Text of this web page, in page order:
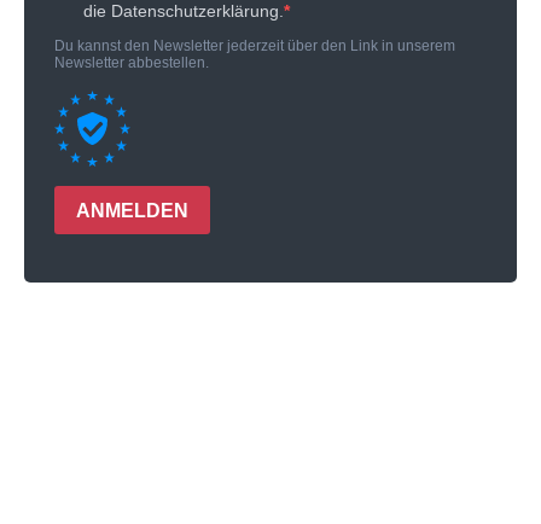
die Datenschutzerklärung.
Du kannst den Newsletter jederzeit über den Link in unserem
Newsletter abbestellen.
ANMELDEN